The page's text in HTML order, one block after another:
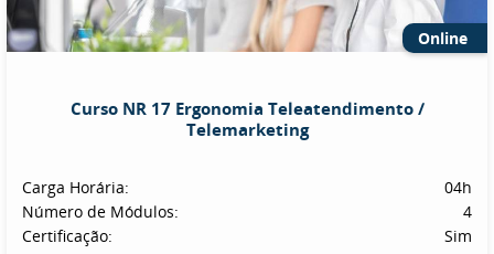
Online
Curso NR 17 Ergonomia Teleatendimento /
Telemarketing
Carga Horária:
04h
Número de Módulos:
4
Certificação:
Sim